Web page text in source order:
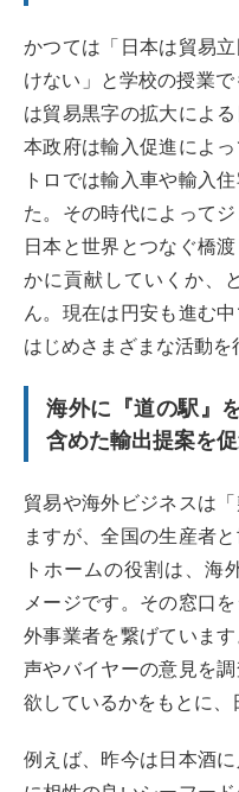
かつては「日本は貿易
けない」と学校の授業
は貿易黒字の拡大によ
本政府は輸入促進によ
トロでは輸入車や輸入
た。その時代によって
日本と世界とつなぐ橋
かに貢献していくか、
ん。現在は円安も進む
はじめさまざまな活動を
海外に『道の駅』
含めた輸出提案を
貿易や海外ビジネスは
ますが、全国の生産者
トホームの役割は、海
メージです。その窓口
外事業者を繋げていま
声やバイヤーの意見を
欲しているかをもとに、
例えば、昨今は日本酒